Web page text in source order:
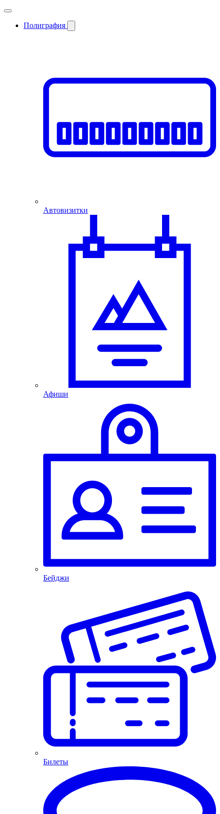
Полиграфия
Автовизитки
Афиши
Бейджи
Билеты